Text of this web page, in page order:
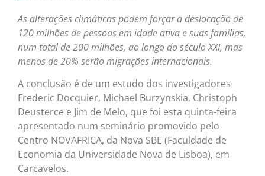
As alterações climáticas podem forçar a deslocação de
120 milhões de pessoas em idade ativa e suas famílias,
num total de 200 milhões, ao longo do século XXI, mas
menos de 20% serão migrações internacionais.
A conclusão é de um estudo dos investigadores
Frederic Docquier, Michael Burzynskia, Christoph
Deusterce e Jim de Melo, que foi esta quinta-feira
apresentado num seminário promovido pelo
Centro NOVAFRICA, da Nova SBE (Faculdade de
Economia da Universidade Nova de Lisboa), em
Carcavelos.